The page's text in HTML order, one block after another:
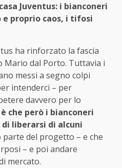
Juventus: i bianconeri
e proprio caos, i tifosi
ha rinforzato la fascia
Mario dal Porto. Tuttavia i
messi a segno colpi
intenderci – per
davvero per lo
che però i bianconeri
liberarsi di alcuni
del progetto – e che
– e poi andare
mercato.